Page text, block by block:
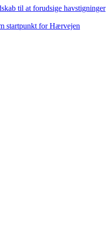
til at forudsige havstigninger
startpunkt for Hærvejen